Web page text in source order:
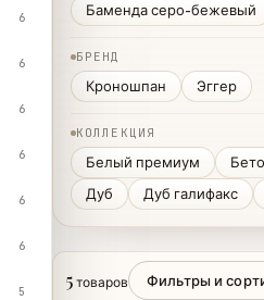
6
6
6
6
6
6
5
Баменда серо-бежевый
БРЕНД
Кроношпан Эггер
КОЛЛЕКЦИЯ
Белый премиум
Дуб
Дуб галифакс
5 товаров Фильтры и